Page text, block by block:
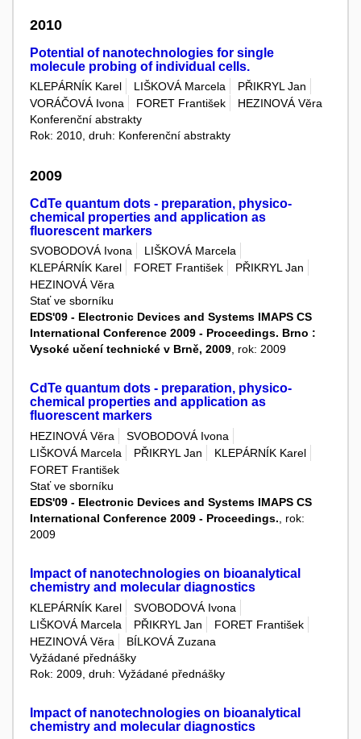
2010
Potential of nanotechnologies for single
molecule probing of individual cells.
KLEPÁRNÍK Karel LIŠKOVÁ Marcela
PŘIKRYL Jan
VORÁČOVÁ Ivona
FORET František
HEZINOVÁ Věra
Konferenční abstrakty
Rok: 2010, druh: Konferenční abstrakty
2009
CdTe quantum dots - preparation, physico-
chemical properties and application as
fluorescent markers
SVOBODOVÁ Ivona
LIŠKOVÁ Marcela
KLEPÁRNÍK Karel
FORET František
PŘIKRYL Jan
HEZINOVÁ Věra
Stať ve sborníku
EDS'09 - Electronic Devices and Systems IMAPS CS
International Conference 2009 - Proceedings. Brno :
Vysoké učení technické v Brně, 2009, rok: 2009
CdTe quantum dots - preparation, physico-
chemical properties and application as
fluorescent markers
HEZINOVÁ Věra
SVOBODOVÁ Ivona
LIŠKOVÁ Marcela
PŘIKRYL Jan
KLEPÁRNÍK Karel
FORET František
Stať ve sborníku
EDS'09 - Electronic Devices and Systems IMAPS CS
International Conference 2009 - Proceedings., rok:
2009
Impact of nanotechnologies on bioanalytical
chemistry and molecular diagnostics
KLEPÁRNÍK Karel
SVOBODOVÁ Ivona
LIŠKOVÁ Marcela
PŘIKRYL Jan
FORET František
HEZINOVÁ Věra
BÍLKOVÁ Zuzana
Vyžádané přednášky
Rok: 2009, druh: Vyžádané přednášky
Impact of nanotechnologies on bioanalytical
chemistry and molecular diagnostics